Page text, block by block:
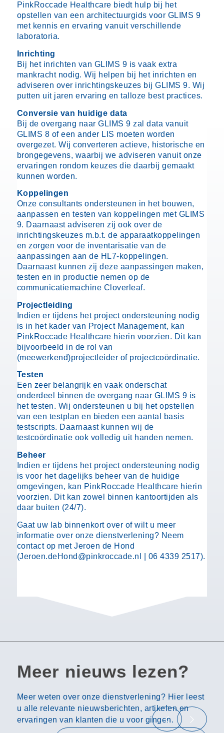
PinkRoccade Healthcare biedt hulp bij het
opstellen van een architectuurgids voor GLIMS 9
met kennis en ervaring vanuit verschillende
laboratoria.
Inrichting
Bij het inrichten van GLIMS 9 is vaak extra
mankracht nodig. Wij helpen bij het inrichten en
adviseren over inrichtingskeuzes bij GLIMS 9. Wij
putten uit jaren ervaring en talloze best practices.
Conversie van huidige data
Bij de overgang naar GLIMS 9 zal data vanuit
GLIMS 8 of een ander LIS moeten worden
overgezet. Wij converteren actieve, historische en
brongegevens, waarbij we adviseren vanuit onze
ervaringen rondom keuzes die daarbij gemaakt
kunnen worden.
Koppelingen
Onze consultants ondersteunen in het bouwen,
aanpassen en testen van koppelingen met GLIMS
9. Daarnaast adviseren zij ook over de
inrichtingskeuzes m.b.t. de apparaatkoppelingen
en zorgen voor de inventarisatie van de
aanpassingen aan de HL7-koppelingen.
Daarnaast kunnen zij deze aanpassingen maken,
testen en in productie nemen op de
communicatiemachine Cloverleaf.
Projectleiding
Indien er tijdens het project ondersteuning nodig
is in het kader van Project Management, kan
PinkRoccade Healthcare hierin voorzien. Dit kan
bijvoorbeeld in de rol van
(meewerkend)projectleider of projectcoördinatie.
Testen
Een zeer belangrijk en vaak onderschat
onderdeel binnen de overgang naar GLIMS 9 is
het testen. Wij ondersteunen u bij het opstellen
van een testplan en bieden een aantal basis
testscripts. Daarnaast kunnen wij de
testcoördinatie ook volledig uit handen nemen.
Beheer
Indien er tijdens het project ondersteuning nodig
is voor het dagelijks beheer van de huidige
omgevingen, kan PinkRoccade Healthcare hierin
voorzien. Dit kan zowel binnen kantoortijden als
daar buiten (24/7).
Gaat uw lab binnenkort over of wilt u meer
informatie over onze dienstverlening? Neem
contact op met Jeroen de Hond
(Jeroen.deHond@pinkroccade.nl | 06 4339 2517).
Meer nieuws lezen?
Meer weten over onze dienstverlening? Hier leest
u alle relevante nieuwsberichten, artikelen en
ervaringen van klanten die u voor gingen.